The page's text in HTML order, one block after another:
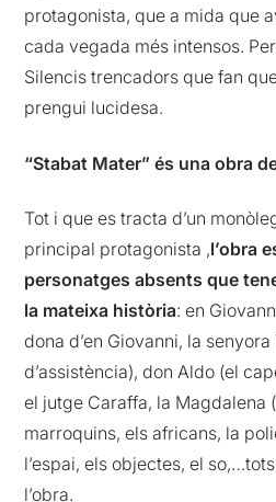
protagonista, que a mida que
cada vegada més intensos.
Silencis trencadors que fan
prengui lucidesa.
“Stabat Mater” és una obra
Tot i que es tracta d’un
principal protagonista ,l’obra
personatges absents que
la mateixa història: en
dona d’en Giovanni, la
d’assistència), don Aldo (el
el jutge Caraffa, la Magdalena
marroquins, els africans, la
l’espai, els objectes, el
l’obra.